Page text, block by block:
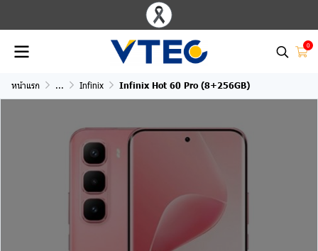
0
หน้าแรก ... Infinix Infinix Hot 60 Pro (8+256GB)